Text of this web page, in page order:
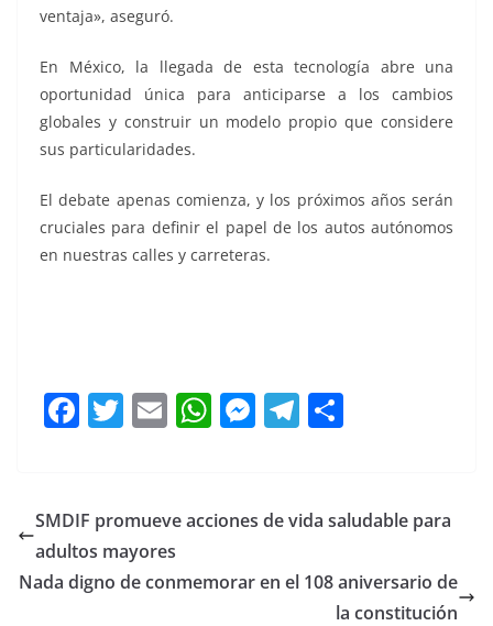
ventaja», aseguró.
En México, la llegada de esta tecnología abre una
oportunidad única para anticiparse a los cambios
globales y construir un modelo propio que considere
sus particularidades.
El debate apenas comienza, y los próximos años serán
cruciales para definir el papel de los autos autónomos
en nuestras calles y carreteras.
F
e
b
o
T
er
E
l
W
s
p
M
e
g
T
gr
m
p
tir
SMDIF promueve acciones de vida saludable para
adultos mayores
Nada digno de conmemorar en el 108 aniversario de
la constitución